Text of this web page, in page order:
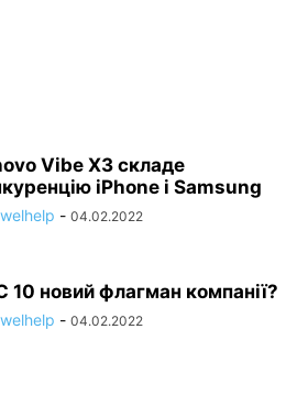
Vibe X3 складе
iPhone і Samsung
- 04.02.2022
10 новий флагман компанії?
- 04.02.2022